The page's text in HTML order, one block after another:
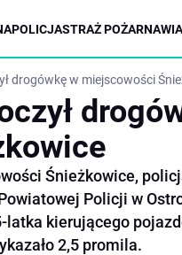
POLICJASTRAŻ POŻARNA
drogówkę w miejscowości
Śnieżkowice,
Policji w
latka kierującego
2,5 promila.